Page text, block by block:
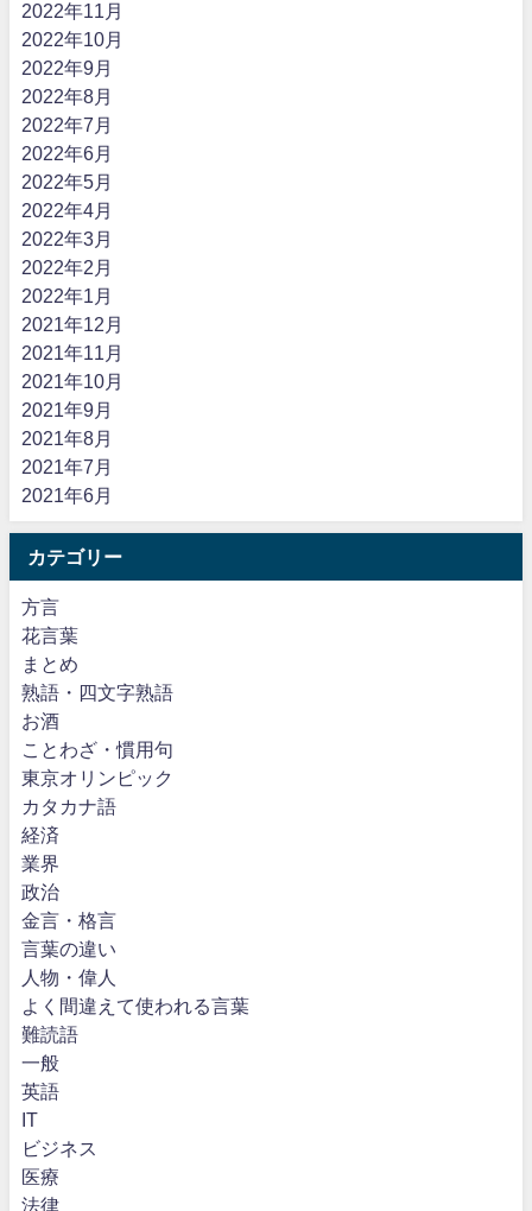
2022年11月
2022年10月
2022年9月
2022年8月
2022年7月
2022年6月
2022年5月
2022年4月
2022年3月
2022年2月
2022年1月
2021年12月
2021年11月
2021年10月
2021年9月
2021年8月
2021年7月
2021年6月
カテゴリー
方言
花言葉
まとめ
熟語・四文字熟語
お酒
ことわざ・慣用句
東京オリンピック
カタカナ語
経済
業界
政治
金言・格言
言葉の違い
人物・偉人
よく間違えて使われる言葉
難読語
一般
英語
IT
ビジネス
医療
法律